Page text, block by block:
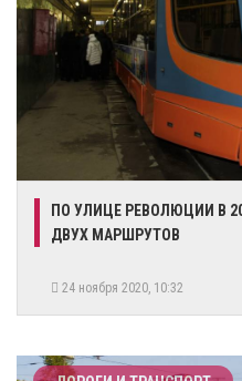
ПО УЛИЦЕ РЕВОЛЮЦИИ В
ДВУХ МАРШРУТОВ
24 ноября 2020, 10:32